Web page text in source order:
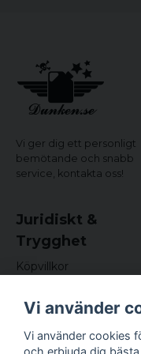
Vi ger dig ett personligt
bemötande och snabb
service, kontakta oss!
Juridiskt &
Trygghet
Köpvillkor
Om cookies
Vi använder
Vi använder cookies
och erbjuda dig